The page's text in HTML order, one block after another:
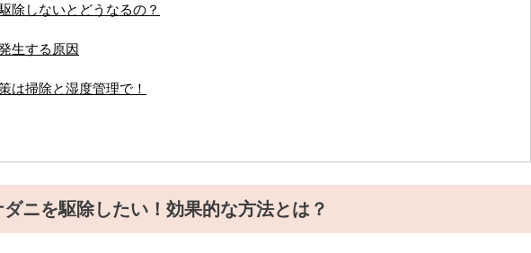
除しないとどうなるの？
生する原因
は掃除と湿度管理で！
ニを駆除したい！効果的な方法とは？